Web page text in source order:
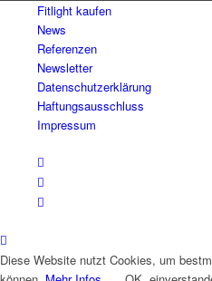
Fitlight kaufen
News
Referenzen
Newsletter
Datenschutzerklärung
Haftungsausschluss
Impressum
Diese Website nutzt Cookies, um